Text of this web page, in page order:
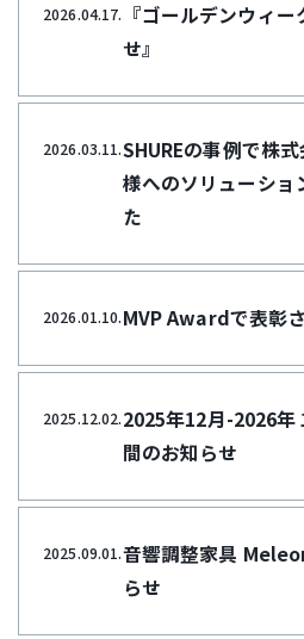
2026.04.17.
『ゴールデンウィ
せ』
2026.03.11.SHUREの事例で株
様へのソリューショ
た
2026.01.10.MVP Awardで表彰
2025.12.02.2025年12月-2026
間のお知らせ
2025.09.01.音響調整家具
らせ